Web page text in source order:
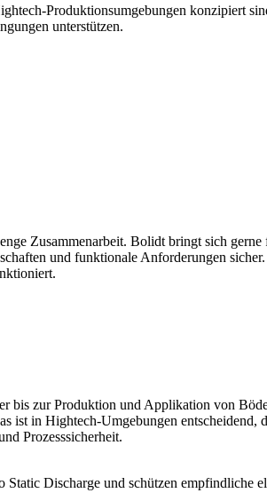
Produktionsumgebungen konzipiert
unterstützen.
Zusammenarbeit. Bolidt bringt sich
und funktionale Anforderungen
zur Produktion und Applikation von
in Hightech-Umgebungen
Prozesssicherheit.
Discharge und schützen